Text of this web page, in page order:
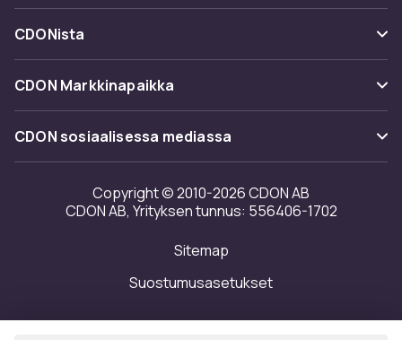
Ota yhteyttä
Toimitus
Takaisinvedot
Kategoriat
Tuotemerkit
CDONista
Tietoa meistä
Asiakasarvionnit
Investor relations
Saavutettavuusseloste
CDON Markkinapaikka
Merchant Help Center
CDON sosiaalisessa mediassa
Copyright © 2010-2026 CDON AB
CDON AB, Yrityksen tunnus: 556406-1702
Sitemap
Suostumusasetukset